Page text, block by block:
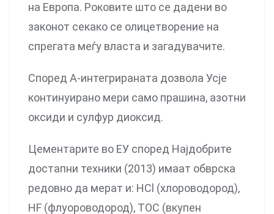
на Европа. Роковите што се дадени во
законот секако се олицетворение на
спрегата меѓу власта и загадувачите.
Според А-интегрираната дозвола Усје
континуирано мери само прашина, азотни
оксиди и сулфур диоксид.
Цементарите во ЕУ според Најдобрите
достапни техники (2013) имаат обврска
редовно да мерат и: HCl (хлороводород),
HF (флуороводород), TOC (вкупен